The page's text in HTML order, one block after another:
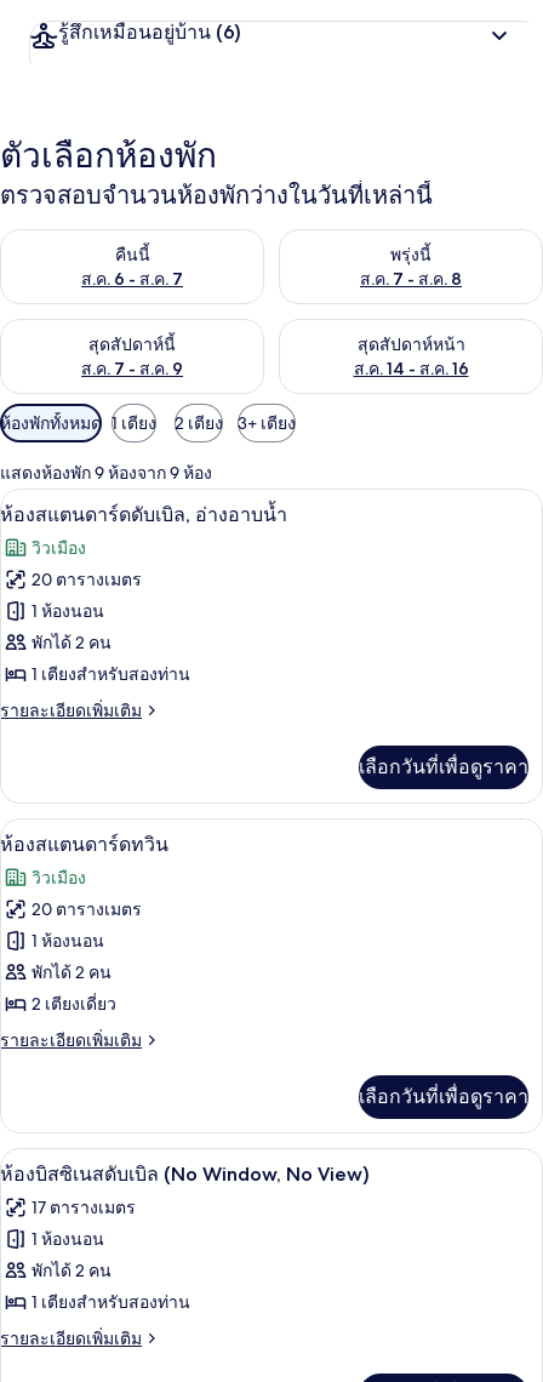
รู้สึกเหมือนอยู่บ้าน (6)
ตัวเลือกห้องพัก
ตรวจสอบจำนวนห้องพักว่างในวันที่เหล่านี้
คืนนี้
ส.ค. 6 - ส.ค. 7
ตรวจสอบจำนวนห้องพักว่างในคืนนี้ ส.ค. 6 - ส.ค. 7พรุ่งนี้
ส.ค. 7 - ส.ค. 8
ตรวจสอบจำนวนห้องพักว่างใน
สุดสัปดาห์นี้
ส.ค. 7 - ส.ค. 9
ตรวจสอบจำนวนห้องพักว่างในสุดสัปดาห์นี้ ส.ค. 7 - ส.ค. 9
สุดสัปดาห์หน้า
ส.ค. 14 - ส.ค. 16
ตรวจสอบจำนวนห้องพักว่างใน
ตัว
กรอง
ที่
มี
ให้
สำหรับ
ห้อง
พัก
ห้องพักทั้งหมด 1 เตียง 2 เตียง 3+ เตียง
แสดงห้องพัก 9 ห้องจาก 9 ห้อง
เปิด
ภาพถ่าย
ทั้งหมด
ของ
ห้อง
สแตนดาร์ด
ดับเบิล,
ห้องสแตนดาร์ดดับเบิล, อ่างอาบน้ำ | โ
7
ห้องสแตนดาร์ดดับเบิล, อ่างอาบน้ำ
วิวเมือง
20 ตารางเมตร
1 ห้องนอน
พักได้ 2 คน
1 เตียงสำหรับสองท่าน
รายละเอียดเพิ่มเติม
ราย
เกี่ยว
กับ
ห้อง
ดับเบิล,
อ่างอาบน้ำ
เลือกวันที่เพื่อดูราคา
เปิด
ภาพถ่าย
ทั้งหมด
ของ
ห้อง
สแตนดาร์ด
ทวิน
ห้องสแตนดาร์ดทวิน | โต๊ะทำงาน, ผ้า
8
ห้องสแตนดาร์ดทวิน
วิวเมือง
20 ตารางเมตร
1 ห้องนอน
พักได้ 2 คน
2 เตียงเดี่ยว
รายละเอียดเพิ่มเติม
ราย
เกี่ยว
กับ
ห้อง
ทวิ
น
เลือกวันที่เพื่อดูราคา
เปิด
ภาพถ่าย
ทั้งหมด
ของ
ห้อ
งบิส
ห้องบิสซิเนสดับเบิล (No Window, No
12
ห้องบิสซิเนสดับเบิล (No Window, No View)
17 ตารางเมตร
1 ห้องนอน
พักได้ 2 คน
1 เตียงสำหรับสองท่าน
รายละเอียดเพิ่มเติม
ราย